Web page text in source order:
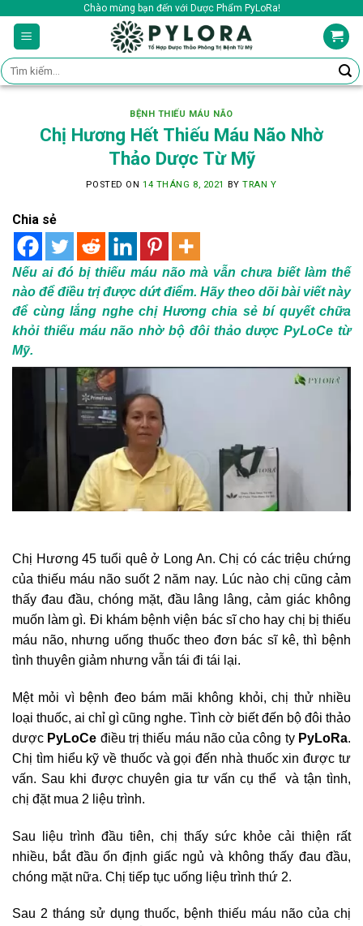
content
Chào mừng bạn đến với Dược Phẩm PyLoRa!
Tìm
kiếm:
BỆNH THIẾU MÁU NÃO
Chị Hương Hết Thiếu Máu Não Nhờ
Thảo Dược Từ Mỹ
POSTED ON 14 THÁNG 8, 2021 BYTRAN Y
Chia sẻ
Nếu ai đó bị thiếu máu não mà vẫn chưa biết làm thế
nào để điều trị được dứt điểm. Hãy theo dõi bài viết này
để cùng lắng nghe chị Hương chia sẻ bí quyết chữa
khỏi thiếu máu não nhờ bộ đôi thảo dược PyLoCe từ
Mỹ.
Chị Hương 45 tuổi quê ở Long An. Chị có các triệu chứng
của thiếu máu não suốt 2 năm nay. Lúc nào chị cũng cảm
thấy đau đầu, chóng mặt, đầu lâng lâng, cảm giác không
muốn làm gì. Đi khám bệnh viện bác sĩ cho hay chị bị thiếu
máu não, nhưng uống thuốc theo đơn bác sĩ kê, thì bệnh
tình thuyên giảm nhưng vẫn tái đi tái lại.
Mệt mỏi vì bệnh đeo bám mãi không khỏi, chị thử nhiều
loại thuốc, ai chỉ gì cũng nghe. Tình cờ biết đến bộ đôi thảo
dược PyLoCe điều trị thiếu máu não của công ty PyLoRa.
Chị tìm hiểu kỹ về thuốc và gọi đến nhà thuốc xin được tư
vấn. Sau khi được chuyên gia tư vấn cụ thể và tận tình,
chị đặt mua 2 liệu trình.
Sau liệu trình đầu tiên, chị thấy sức khỏe cải thiện rất
nhiều, bắt đầu ổn định giấc ngủ và không thấy đau đầu,
chóng mặt nữa. Chị tiếp tục uống liệu trình thứ 2.
Sau 2 tháng sử dụng thuốc, bệnh thiếu máu não của chị